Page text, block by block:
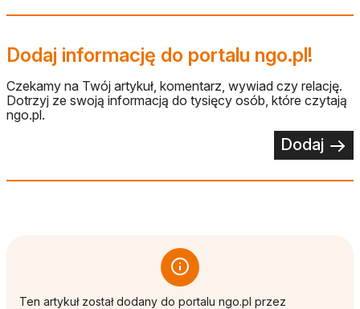
Dodaj informację do portalu ngo.pl!
Czekamy na Twój artykuł, komentarz, wywiad czy relację.
Dotrzyj ze swoją informacją do tysięcy osób, które czytają
ngo.pl.
Dodaj
Ten artykuł został dodany do portalu ngo.pl przez